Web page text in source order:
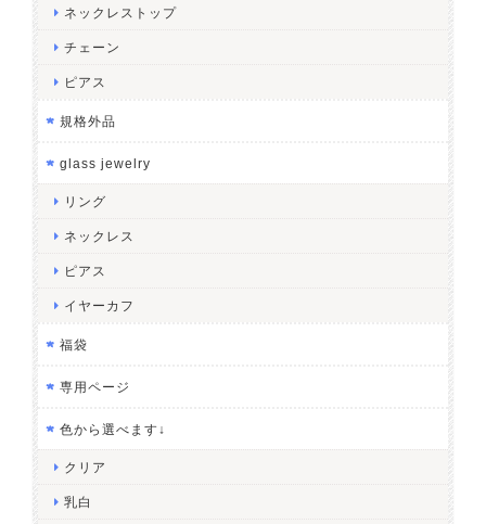
ネックレストップ
チェーン
ピアス
規格外品
glass jewelry
リング
ネックレス
ピアス
イヤーカフ
福袋
専用ページ
色から選べます↓
クリア
乳白